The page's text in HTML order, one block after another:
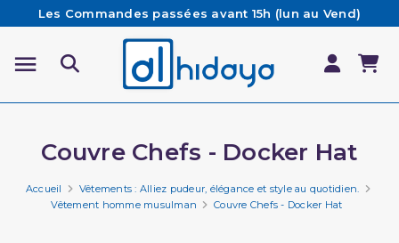
Les Commandes passées avant 15h (lun au Vend)
sont préparées et expédiées le jour même
Besoin d'aide ? Retrouvez notre FAQ
Livraison offerte à partir de 65€ d'achat*
Couvre Chefs - Docker Hat
Accueil
Vêtements : Alliez pudeur, élégance et style au quotidien.
Vêtement homme musulman
Couvre Chefs - Docker Hat